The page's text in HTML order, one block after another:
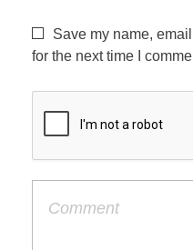
Save my name,
for the next time I